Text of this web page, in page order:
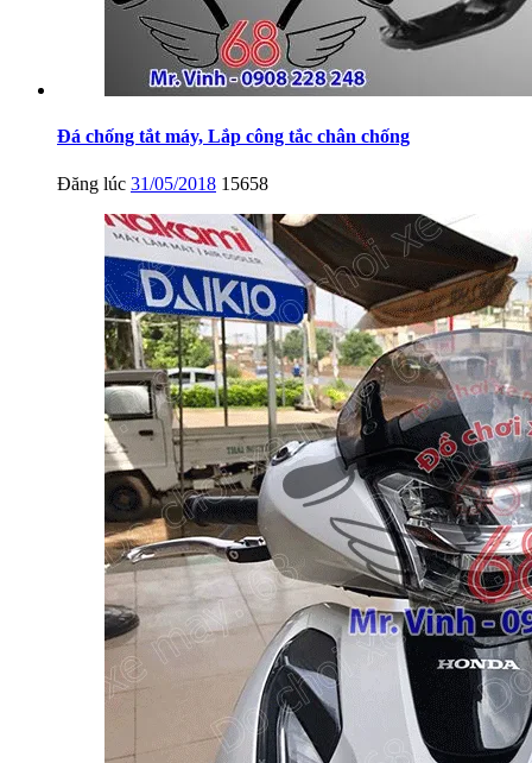
Đá chống tắt máy, Lắp công tắc chân chống
Đăng lúc 31/05/2018 15658